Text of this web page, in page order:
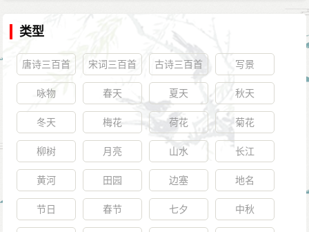
类型
唐诗三百首 宋词三百首 古诗三百首 写景
咏物 春天 夏天 秋天
冬天 梅花 荷花 菊花
柳树 月亮 山水 长江
黄河 田园 边塞 地名
节日 春节 七夕 中秋